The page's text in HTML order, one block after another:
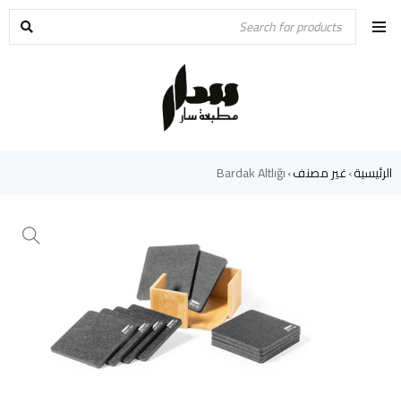
الرئيسية›غير مصنف›
Bardak Altlığı